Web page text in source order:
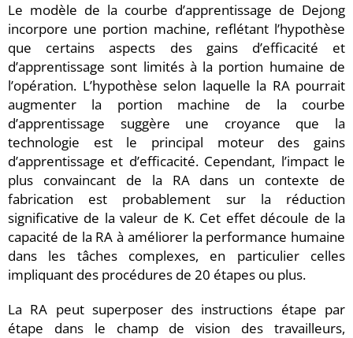
Le modèle de la courbe d’apprentissage de Dejong
incorpore une portion machine, reflétant l’hypothèse
que certains aspects des gains d’efficacité et
d’apprentissage sont limités à la portion humaine de
l’opération. L’hypothèse selon laquelle la RA pourrait
augmenter la portion machine de la courbe
d’apprentissage suggère une croyance que la
technologie est le principal moteur des gains
d’apprentissage et d’efficacité. Cependant, l’impact le
plus convaincant de la RA dans un contexte de
fabrication est probablement sur la réduction
significative de la valeur de K. Cet effet découle de la
capacité de la RA à améliorer la performance humaine
dans les tâches complexes, en particulier celles
impliquant des procédures de 20 étapes ou plus.
La RA peut superposer des instructions étape par
étape dans le champ de vision des travailleurs,